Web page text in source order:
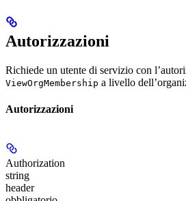
Autorizzazioni
Richiede un utente di servizio con
ViewOrgMembership a livello
Autorizzazioni
Authorization
string
header